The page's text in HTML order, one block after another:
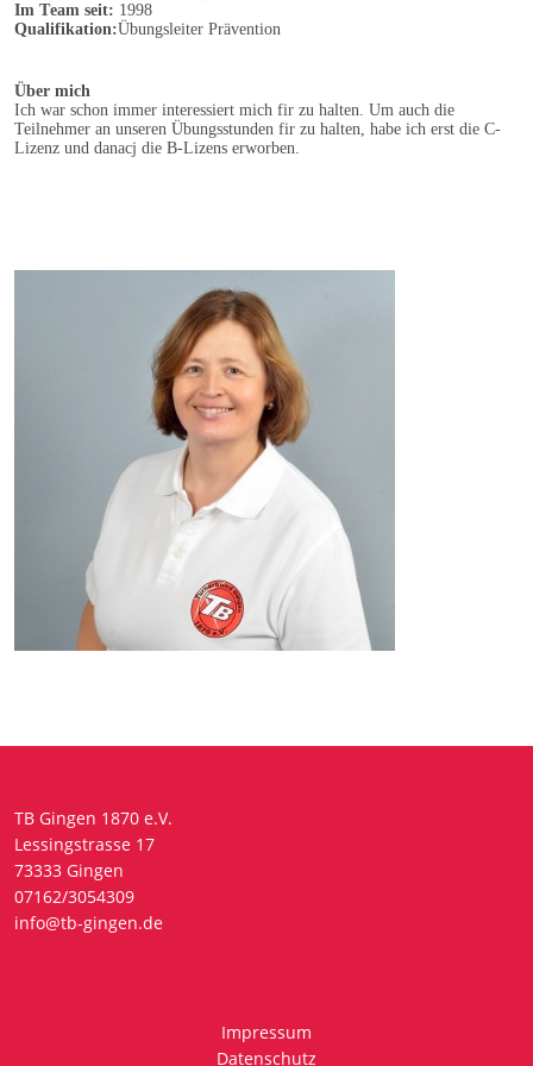
Im Team seit: 1998
Qualifikation:Übungsleiter Prävention
Über mich
Ich war schon immer interessiert mich fir zu halten. Um auch die
Teilnehmer an unseren Übungsstunden fir zu halten, habe ich erst die C-
Lizenz und danacj die B-Lizens erworben.
TB Gingen 1870 e.V.
Lessingstrasse 17
73333 Gingen
07162/3054309
info@tb-gingen.de
Impressum
Datenschutz